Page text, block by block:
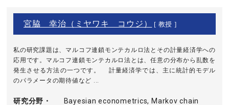
宮脇 幸治（ミヤワキ コウジ） [ 教授 ]
私の研究課題は、マルコフ連鎖モンテカルロ法とその計量経済学への
応用です。マルコフ連鎖モンテカルロ法とは、任意の分布から乱数を
発生させる方法の一つです。 計量経済学では、主に統計的モデル
のパラメータの期待値など ...
研究分野・
Bayesian econometrics, Markov chain